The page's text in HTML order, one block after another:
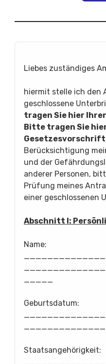
Liebes zuständiges
hiermit stelle ich den
geschlossene
tragen Sie hier
Bitte tragen Sie
Gesetzesvorschrift
Berücksichtigung
und der
anderer Personen,
Prüfung meines
einer geschlossenen
Abschnitt I:
Name:
Geburtsdatum:
Staatsangehörigkeit: